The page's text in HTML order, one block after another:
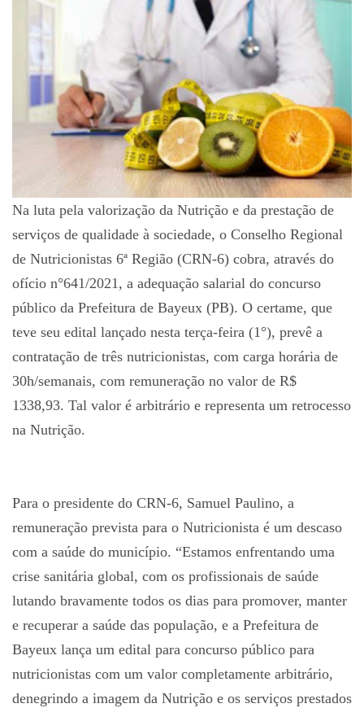
Na luta pela valorização da Nutrição e da prestação de
serviços de qualidade à sociedade, o Conselho Regional
de Nutricionistas 6ª Região (CRN-6) cobra, através do
ofício n°641/2021, a adequação salarial do concurso
público da Prefeitura de Bayeux (PB). O certame, que
teve seu edital lançado nesta terça-feira (1°), prevê a
contratação de três nutricionistas, com carga horária de
30h/semanais, com remuneração no valor de R$
1338,93. Tal valor é arbitrário e representa um retrocesso
na Nutrição.
Para o presidente do CRN-6, Samuel Paulino, a
remuneração prevista para o Nutricionista é um descaso
com a saúde do município. “Estamos enfrentando uma
crise sanitária global, com os profissionais de saúde
lutando bravamente todos os dias para promover, manter
e recuperar a saúde das população, e a Prefeitura de
Bayeux lança um edital para concurso público para
nutricionistas com um valor completamente arbitrário,
denegrindo a imagem da Nutrição e os serviços prestados